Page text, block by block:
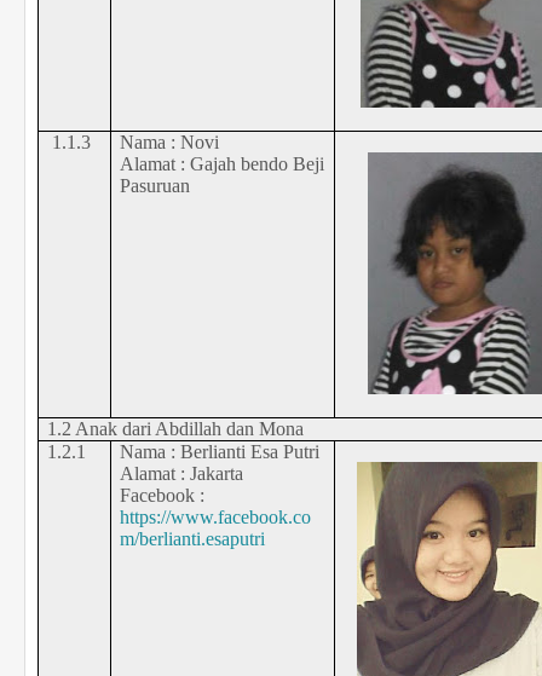
1.1.3
Nama : Novi
Alamat : Gajah bendo Beji
Pasuruan
1.2 Anak dari Abdillah dan Mona
1.2.1
Nama : Berlianti Esa Putri
Alamat : Jakarta
Facebook :
https://www.facebook.co
m/berlianti.esaputri